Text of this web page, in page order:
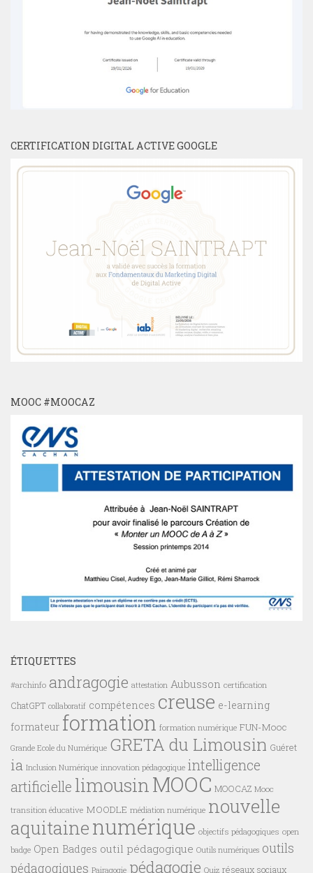
CERTIFICATION DIGITAL ACTIVE GOOGLE
MOOC #MOOCAZ
ÉTIQUETTES
#archinfo andragogie attestation Aubusson certification
ChatGPT collaboratif compétences creuse e-learning
formateur formation formation numérique FUN-Mooc
Grande Ecole du Numérique GRETA du Limousin Guéret
ia Inclusion Numérique innovation pédagogique intelligence
artificielle limousinMOOC MOOCAZ Mooc
transition éducative MOODLE médiation numérique nouvelle
aquitainenumérique objectifs pédagogiques open
badge Open Badges outil pédagogique Outils numériques outils
pédagogiques Pairagogie pédagogie Quiz réseaux sociaux